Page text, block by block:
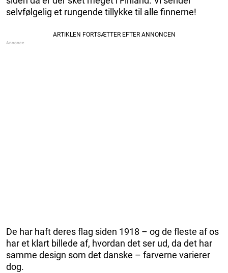
selvfølgelig et rungende tillykke til alle finnerne!
De har haft deres flag siden 1918 – og de fleste af os
har et klart billede af, hvordan det ser ud, da det har
samme design som det danske – farverne varierer
dog.